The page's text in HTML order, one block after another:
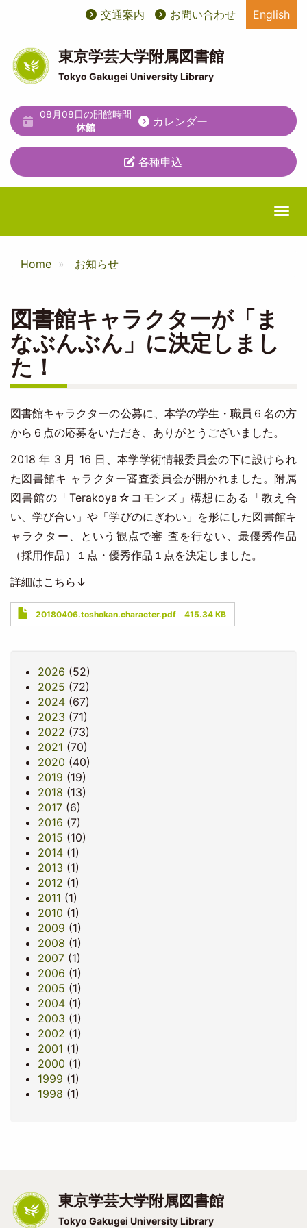
ツ
に
動
User
account
menu
ユ
ー
テ
ィ
リ
テ
ィ
メ
ュ
ー
交通案内 お問い合わせ English
東京学芸大学附属図書館
Tokyo Gakugei University Library
08月08日の開館時間
休館
カレンダー
各種申込
Home お知らせ
図書館キャラクターが「ま
なぶんぶん」に決定しまし
た！
図書館キャラクターの公募に、本学の学生・職員６名の方
から６点の応募をいただき、ありがとうございました。
2018 年 3 月 16 日、本学学術情報委員会の下に設けられ
た図書館キ ャラクター審査委員会が開かれました。附属
図書館の「Terakoya☆コモンズ」構想にある「教え合
い、学び合い」や「学びのにぎわい」を形にした図書館キ
ャラクター、という観点で審 査を行ない、最優秀作品
（採用作品）１点・優秀作品１点を決定しました。
詳細はこちら↓
Document
20180406.toshokan.character.pdf 415.34 KB
2026 (52)
2025 (72)
2024(67)
2023 (71)
2022 (73)
2021 (70)
2020 (40)
2019 (19)
2018 (13)
2017(6)
2016 (7)
2015 (10)
2014(1)
2013 (1)
2012 (1)
2011 (1)
2010 (1)
2009 (1)
2008 (1)
2007(1)
2006 (1)
2005 (1)
2004(1)
2003 (1)
2002 (1)
2001 (1)
2000 (1)
1999 (1)
1998 (1)
東京学芸大学附属図書館
Tokyo Gakugei University Library